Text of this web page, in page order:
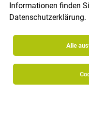
Informationen finden
Datenschutzerklärung.
Alle